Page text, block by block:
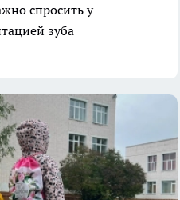
спросить у
зуба